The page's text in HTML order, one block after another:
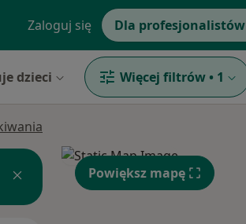
Zaloguj się Dla profesjonalistów
dzieci Więcej filtrów • 1
Powiększ mapę